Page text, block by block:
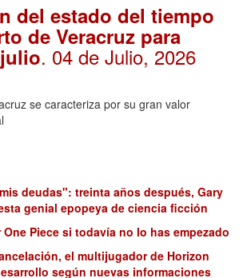
del estado del tiempo
de Veracruz para
. 04 de Julio, 2026
se caracteriza por su gran valor
deudas": treinta años después, Gary
genial epopeya de ciencia ficción
One Piece si todavía no lo has empezado
el multijugador de Horizon
según nuevas informaciones